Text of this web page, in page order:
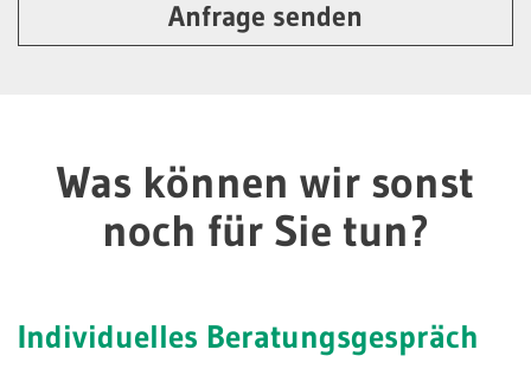
Anfrage senden
Was können wir sonst
noch für Sie tun?
Individuelles Beratungsgespräch